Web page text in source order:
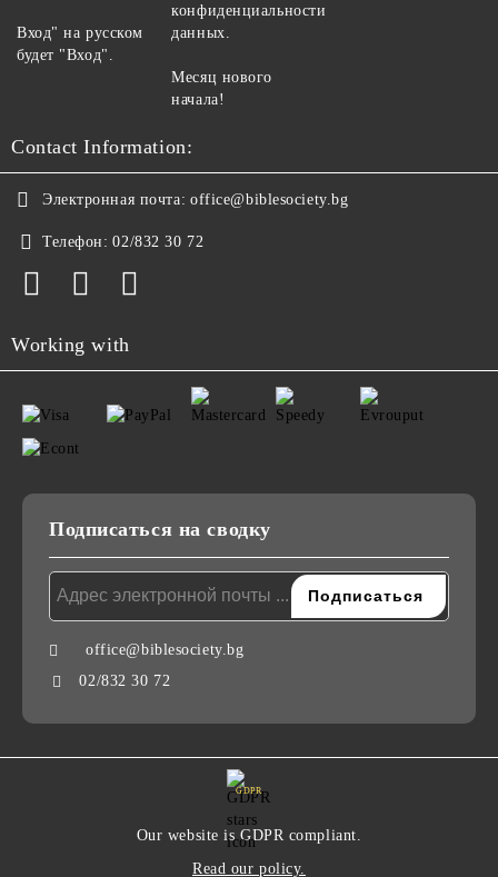
Вход" на русском
будет "Вход".
конфиденциальности
данных.
Месяц нового
начала!
Contact Information:
Электронная почта: office@biblesociety.bg
Телефон: 02/832 30 72
Working with
Подписаться на сводку
office@biblesociety.bg
02/832 30 72
GDPR
Our website is GDPR compliant.
Read our policy.